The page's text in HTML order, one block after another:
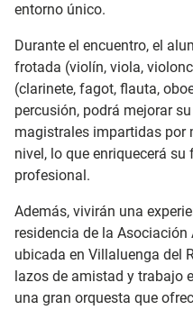
entorno único.
Durante el encuentro, el
frotada (violín, viola,
(clarinete, fagot, flauta,
percusión, podrá mejorar
magistrales impartidas por
nivel, lo que enriquecerá
profesional.
Además, vivirán una
residencia de la
ubicada en Villaluenga del
lazos de amistad y trabajo
una gran orquesta que